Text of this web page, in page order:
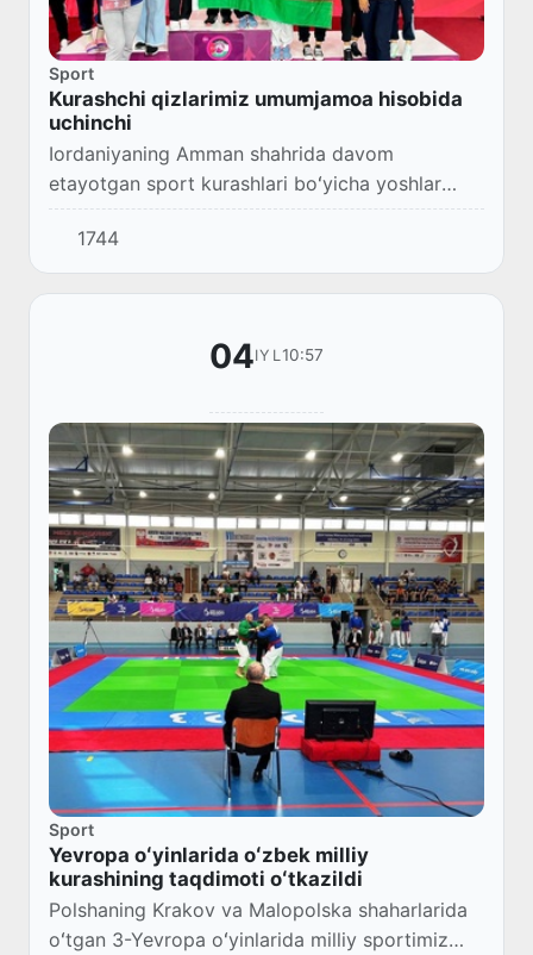
Sport
Kurashchi qizlarimiz umumjamoa hisobida
uchinchi
Iordaniyaning Amman shahrida davom
etayotgan sport kurashlari boʻyicha yoshlar
oʻrtasidagi Osiyo chempionatida qizlar
oʻrtasidagi bahslar yakunlandi.
1744
04IYL10:57
Sport
Yevropa oʻyinlarida oʻzbek milliy
kurashining taqdimoti oʻtkazildi
Polshaning Krakov va Malopolska shaharlarida
oʻtgan 3-Yevropa oʻyinlarida milliy sportimiz